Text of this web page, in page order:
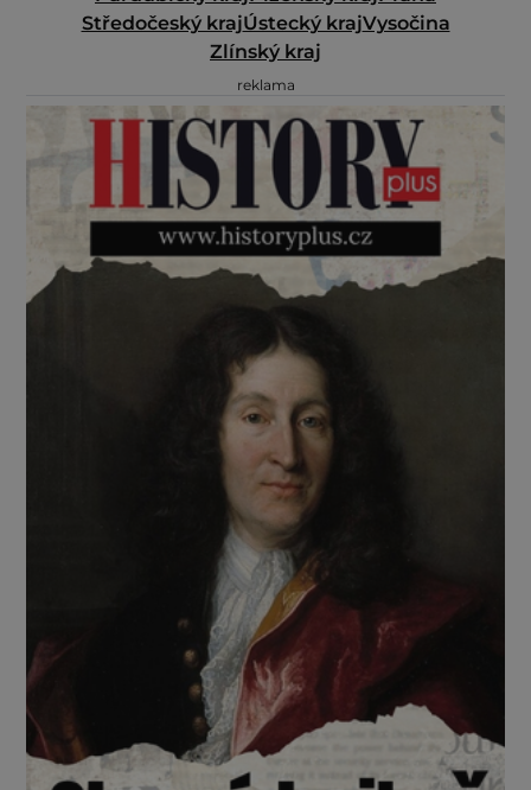
Středočeský krajÚstecký krajVysočina
Zlínský kraj
reklama